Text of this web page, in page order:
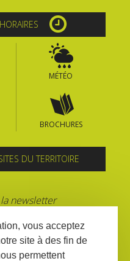
MÉTÉO
BROCHURES
DU TERRITOIRE
newsletter
vous acceptez
site à des fin de
permettent